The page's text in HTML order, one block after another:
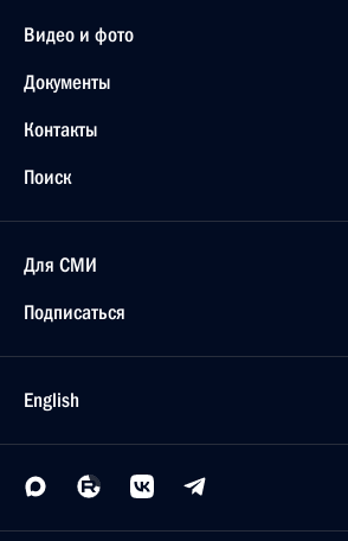
Видео и фото
Документы
Контакты
Поиск
Для СМИ
Подписаться
English